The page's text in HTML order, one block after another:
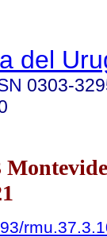
del
0303-